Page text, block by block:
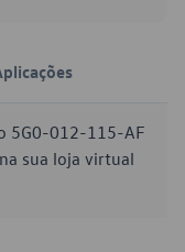
5G0-012-115-AF
sua loja virtual